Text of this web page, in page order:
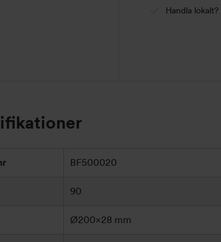
Handla lokalt?
BF500020
90
Ø200×28 mm